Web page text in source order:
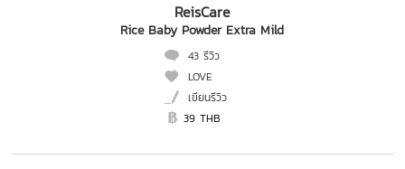
ReisCare
Rice Baby Powder Extra Mild
43 รีวิว
LOVE
เขียนรีวิว
39 THB